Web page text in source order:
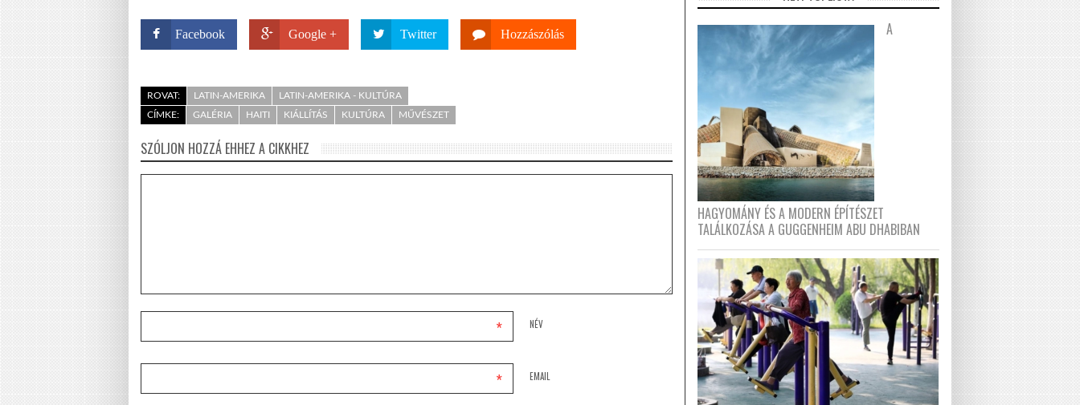
Facebook Google + Twitter Hozzászólás
ROVAT: LATIN-AMERIKA
LATIN-AMERIKA - KULTÚRA
CÍMKE:
GALÉRIA HAITI KIÁLLÍTÁS KULTÚRA MŰVÉSZET
SZÓLJON HOZZÁ EHHEZ A CIKKHEZ
NÉV
*
EMAIL
*
A
HAGYOMÁNY ÉS A MODERN ÉPÍTÉSZET
TALÁLKOZÁSA A GUGGENHEIM ABU DHABIBAN